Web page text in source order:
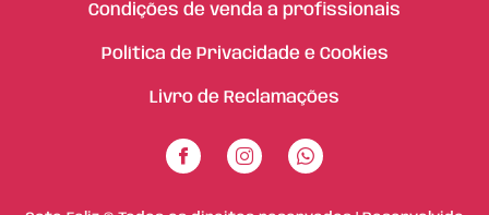
Condições de venda a profissionais
Política de Privacidade e Cookies
Livro de Reclamações